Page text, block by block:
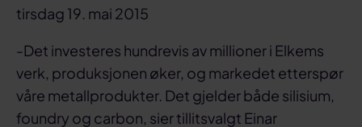
tirsdag 19. mai 2015
-Det investeres hundrevis av millioner i Elkems
verk, produksjonen øker, og markedet etterspør
våre metallprodukter. Det gjelder både silisium,
foundry og carbon, sier tillitsvalgt Einar